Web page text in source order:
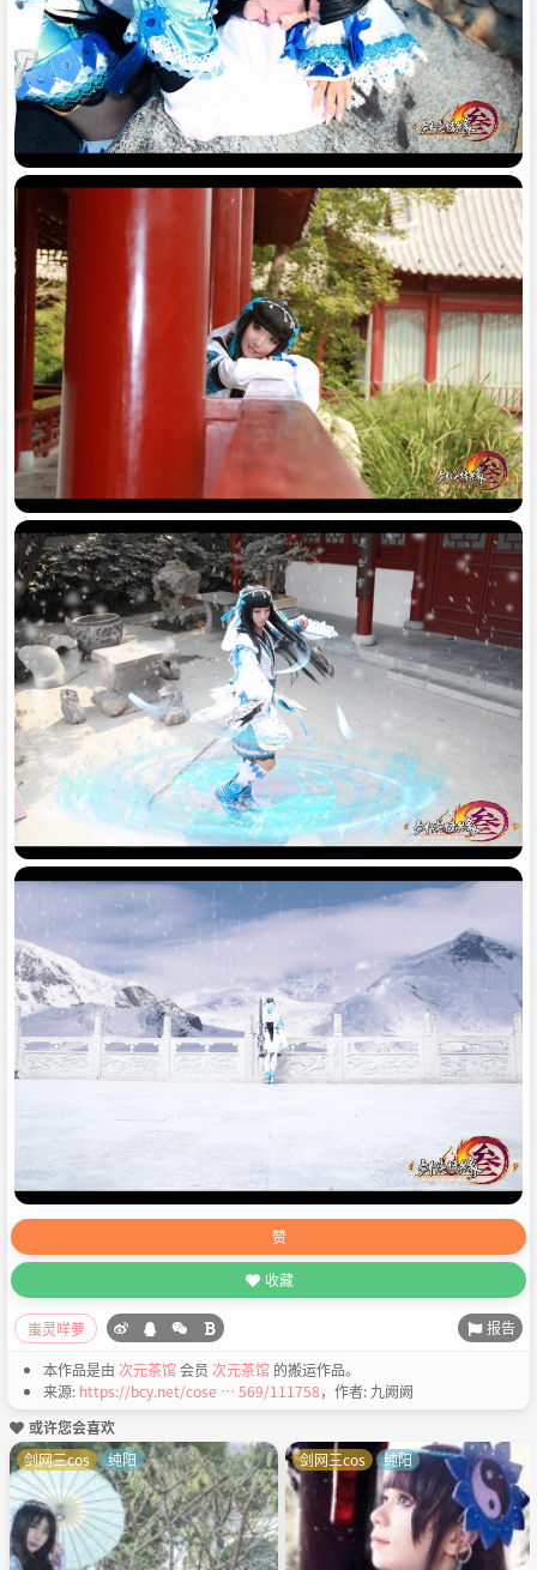
赞
收藏
蚩灵咩萝 报告
本作品是由 次元茶馆会员 次元茶馆 的搬运作品。
来源: https://bcy.net/cose … 569/111758，作者: 九阙阙
或许您会喜欢
剑网三cos
纯阳 剑网三cos 纯阳